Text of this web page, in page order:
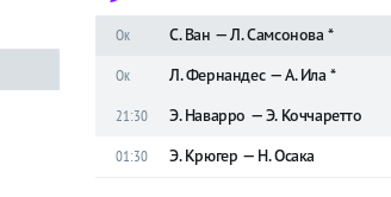
Ок С. Ван — Л. Самсонова *
Ок Л. Фернандес — А. Ила *
21:30 Э. Наварро — Э. Коччаретто
01:30 Э. Крюгер — Н. Осака